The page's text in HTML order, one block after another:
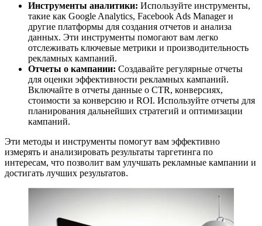
Инструменты аналитики: Используйте инструменты,
такие как Google Analytics, Facebook Ads Manager и
другие платформы для создания отчетов и анализа
данных. Эти инструменты помогают вам легко
отслеживать ключевые метрики и производительность
рекламных кампаний.
Отчеты о кампании: Создавайте регулярные отчеты
для оценки эффективности рекламных кампаний.
Включайте в отчеты данные о CTR, конверсиях,
стоимости за конверсию и ROI. Используйте отчеты для
планирования дальнейших стратегий и оптимизации
кампаний.
Эти методы и инструменты помогут вам эффективно
измерять и анализировать результаты таргетинга по
интересам, что позволит вам улучшать рекламные кампании и
достигать лучших результатов.